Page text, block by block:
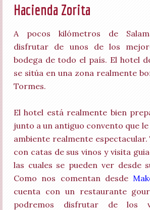
Hacienda Zorita
A pocos kilómetros de
disfrutar de unos de los
bodega de todo el país. El hotel
se sitúa en una zona realmente
Tormes.
El hotel está realmente bien
junto a un antiguo convento que le
ambiente realmente espectacular.
con catas de sus vinos y visita
las cuales se pueden ver desde
Como nos comentan desde
cuenta con un restaurante
podremos disfrutar de los